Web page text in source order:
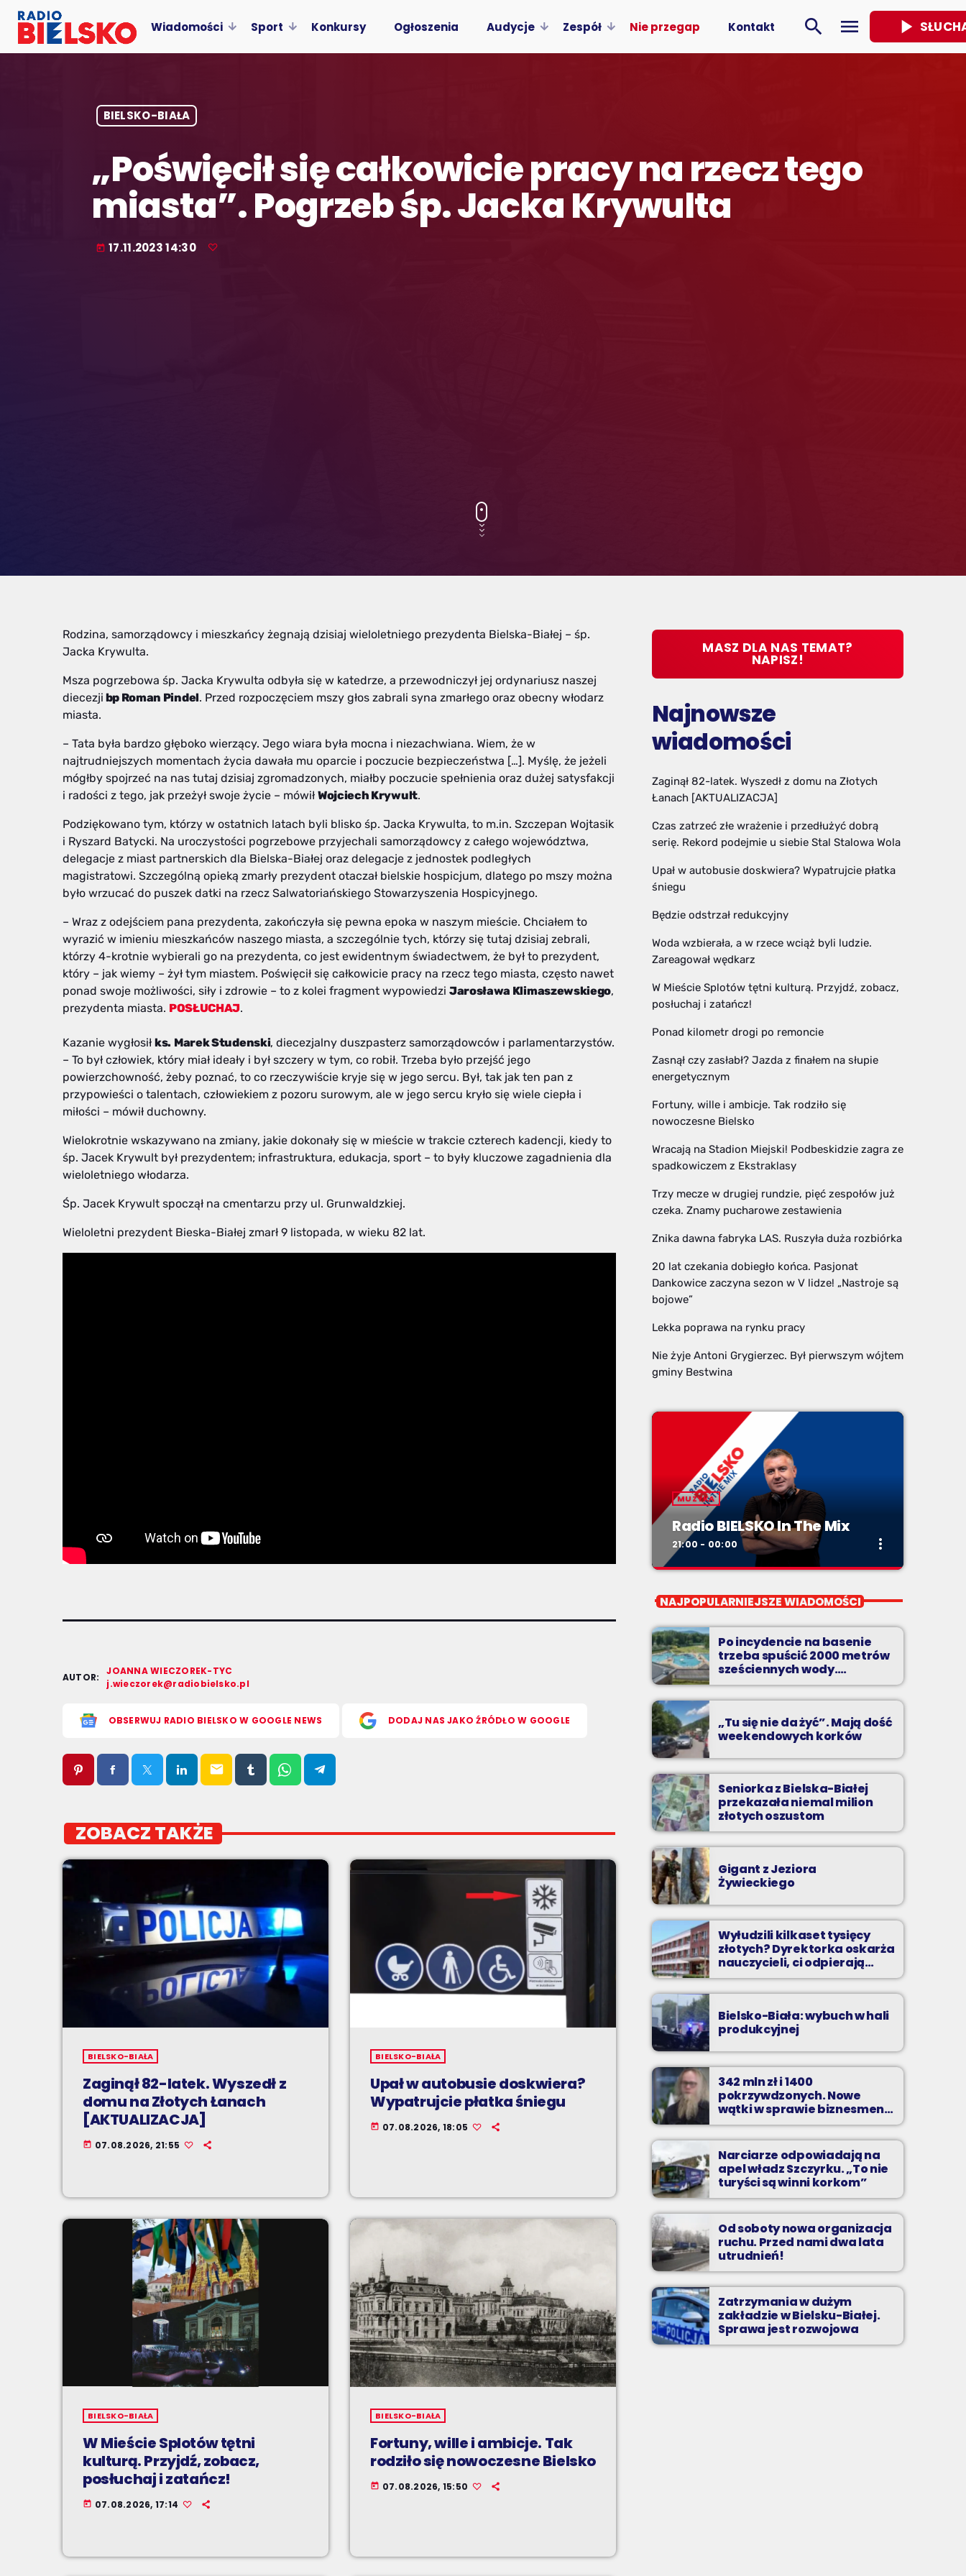
Wiadomości Sport Konkursy Ogłoszenia Audycje Zespół Nie przegap Kontakt search menu play_arrow
BIELSKO-BIAŁA
„Poświęcił się całkowicie pracy na rzecz tego
miasta”. Pogrzeb śp. Jacka Krywulta
today 17.11.2023 14:30
Rodzina, samorządowcy i mieszkańcy żegnają dzisiaj wieloletniego prezydenta Bielska-Białej – śp.
Jacka Krywulta.
Msza pogrzebowa śp. Jacka Krywulta odbyła się w katedrze, a przewodniczył jej ordynariusz naszej
diecezji bp Roman Pindel. Przed rozpoczęciem mszy głos zabrali syna zmarłego oraz obecny włodarz
miasta.
– Tata była bardzo głęboko wierzący. Jego wiara była mocna i niezachwiana. Wiem, że w
najtrudniejszych momentach życia dawała mu oparcie i poczucie bezpieczeństwa […]. Myślę, że jeżeli
mógłby spojrzeć na nas tutaj dzisiaj zgromadzonych, miałby poczucie spełnienia oraz dużej satysfakcji
i radości z tego, jak przeżył swoje życie – mówił Wojciech Krywult.
Podziękowano tym, którzy w ostatnich latach byli blisko śp. Jacka Krywulta, to m.in. Szczepan Wojtasik
i Ryszard Batycki. Na uroczystości pogrzebowe przyjechali samorządowcy z całego województwa,
delegacje z miast partnerskich dla Bielska-Białej oraz delegacje z jednostek podległych
magistratowi. Szczególną opieką zmarły prezydent otaczał bielskie hospicjum, dlatego po mszy można
było wrzucać do puszek datki na rzecz Salwatoriańskiego Stowarzyszenia Hospicyjnego.
– Wraz z odejściem pana prezydenta, zakończyła się pewna epoka w naszym mieście. Chciałem to
wyrazić w imieniu mieszkańców naszego miasta, a szczególnie tych, którzy się tutaj dzisiaj zebrali,
którzy 4-krotnie wybierali go na prezydenta, co jest ewidentnym świadectwem, że był to prezydent,
który – jak wiemy – żył tym miastem. Poświęcił się całkowicie pracy na rzecz tego miasta, często nawet
ponad swoje możliwości, siły i zdrowie – to z kolei fragment wypowiedzi Jarosława Klimaszewskiego,
prezydenta miasta. POSŁUCHAJ.
Kazanie wygłosił ks. Marek Studenski, diecezjalny duszpasterz samorządowców i parlamentarzystów.
– To był człowiek, który miał ideały i był szczery w tym, co robił. Trzeba było przejść jego
powierzchowność, żeby poznać, to co rzeczywiście kryje się w jego sercu. Był, tak jak ten pan z
przypowieści o talentach, człowiekiem z pozoru surowym, ale w jego sercu kryło się wiele ciepła i
miłości – mówił duchowny.
Wielokrotnie wskazywano na zmiany, jakie dokonały się w mieście w trakcie czterech kadencji, kiedy to
śp. Jacek Krywult był prezydentem; infrastruktura, edukacja, sport – to były kluczowe zagadnienia dla
wieloletniego włodarza.
Śp. Jacek Krywult spoczął na cmentarzu przy ul. Grunwaldzkiej.
Wieloletni prezydent Bieska-Białej zmarł 9 listopada, w wieku 82 lat.
AUTOR:
JOANNA WIECZOREK-TYC
j.wieczorek@radiobielsko.pl
OBSERWUJ RADIO BIELSKO W GOOGLE NEWS DODAJ NAS JAKO ŹRÓDŁO W GOOGLE
email
ZOBACZ TAKŻE
BIELSKO-BIAŁA
Zaginął 82-latek. Wyszedł z
domu na Złotych Łanach
[AKTUALIZACJA]
today 07.08.2026, 21:55
BIELSKO-BIAŁA
Upał w autobusie doskwiera?
Wypatrujcie płatka śniegu
today 07.08.2026, 18:05
BIELSKO-BIAŁA
W Mieście Splotów tętni
kulturą. Przyjdź, zobacz,
posłuchaj i zatańcz!
today 07.08.2026, 17:14
BIELSKO-BIAŁA
Fortuny, wille i ambicje. Tak
rodziło się nowoczesne Bielsko
today 07.08.2026, 15:50
MASZ DLA NAS TEMAT?
NAPISZ!
Najnowsze
wiadomości
Zaginął 82-latek. Wyszedł z domu na Złotych
Łanach [AKTUALIZACJA]
Czas zatrzeć złe wrażenie i przedłużyć dobrą
serię. Rekord podejmie u siebie Stal Stalowa Wola
Upał w autobusie doskwiera? Wypatrujcie płatka
śniegu
Będzie odstrzał redukcyjny
Woda wzbierała, a w rzece wciąż byli ludzie.
Zareagował wędkarz
W Mieście Splotów tętni kulturą. Przyjdź, zobacz,
posłuchaj i zatańcz!
Ponad kilometr drogi po remoncie
Zasnął czy zasłabł? Jazda z finałem na słupie
energetycznym
Fortuny, wille i ambicje. Tak rodziło się
nowoczesne Bielsko
Wracają na Stadion Miejski! Podbeskidzie zagra ze
spadkowiczem z Ekstraklasy
Trzy mecze w drugiej rundzie, pięć zespołów już
czeka. Znamy pucharowe zestawienia
Znika dawna fabryka LAS. Ruszyła duża rozbiórka
20 lat czekania dobiegło końca. Pasjonat
Dankowice zaczyna sezon w V lidze! „Nastroje są
bojowe”
Lekka poprawa na rynku pracy
Nie żyje Antoni Grygierzec. Był pierwszym wójtem
gminy Bestwina
MUZYKA
Radio BIELSKO In The Mix
21:00 - 00:00 more_vert
Radio BIELSKO In The Mix
Kilkadziesiąt minut energetycznych beatów.
NAJPOPULARNIEJSZE WIADOMOŚCI
Po incydencie na basenie
trzeba spuścić 2000 metrów
sześciennych wody.
„Ogromne koszty i ogromna
praca”
„Tu się nie da żyć”. Mają dość
weekendowych korków
Seniorka z Bielska-Białej
przekazała niemal milion
złotych oszustom
Gigant z Jeziora
Żywieckiego
Wyłudzili kilkaset tysięcy
złotych? Dyrektorka oskarża
nauczycieli, ci odpierają
zarzuty
Bielsko-Biała: wybuch w hali
produkcyjnej
342 mln zł i 1400
pokrzywdzonych. Nowe
wątki w sprawie biznesmena
z Bielska-Białej
Narciarze odpowiadają na
apel władz Szczyrku. „To nie
turyści są winni korkom”
Od soboty nowa organizacja
ruchu. Przed nami dwa lata
utrudnień!
Zatrzymania w dużym
zakładzie w Bielsku-Białej.
Sprawa jest rozwojowa